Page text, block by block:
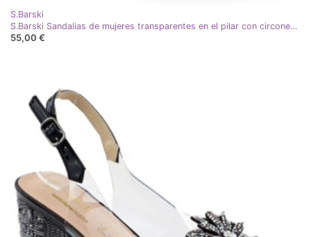
S.Barski
S.Barski Sandalias de mujeres transparentes en el pilar con circones de circones Czarne S. Barski MR51-702 negro
55,00 €